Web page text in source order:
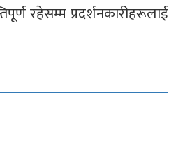
रहेसम्म प्रदर्शनकारीहरूलाई